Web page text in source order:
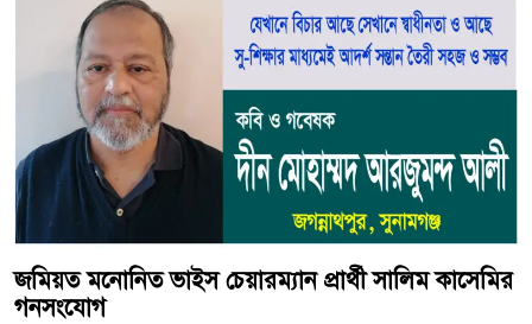
জমিয়ত মনোনিত ভাইস চেয়ারম্যান প্রার্থী সালিম কাসেমির
গনসংযোগ